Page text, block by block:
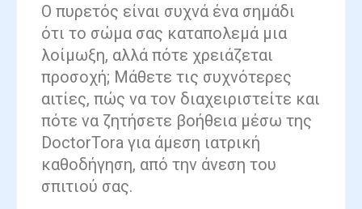
Ο πυρετός είναι συχνά ένα σημάδι
ότι το σώμα σας καταπολεμά μια
λοίμωξη, αλλά πότε χρειάζεται
προσοχή; Μάθετε τις συχνότερες
αιτίες, πώς να τον διαχειριστείτε και
πότε να ζητήσετε βοήθεια μέσω της
DoctorTora για άμεση ιατρική
καθοδήγηση, από την άνεση του
σπιτιού σας.